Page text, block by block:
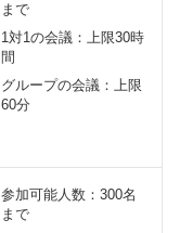
まで
1対1の会議：上限30時
間
グループの会議：上限
60分
参加可能人数：300名
まで